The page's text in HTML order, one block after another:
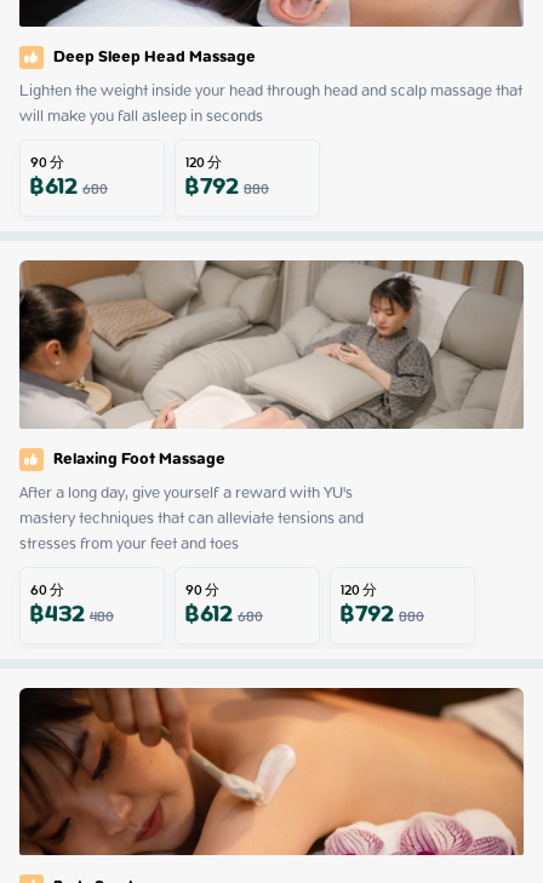
Deep Sleep Head Massage
Lighten the weight inside your head through head and scalp massage that
will make you fall asleep in seconds
90分
฿612680
120分
฿792880
Relaxing Foot Massage
After a long day, give yourself a reward with YU's
mastery techniques that can alleviate tensions and
stresses from your feet and toes
60分
฿432480
90分
฿612680
120分
฿792880